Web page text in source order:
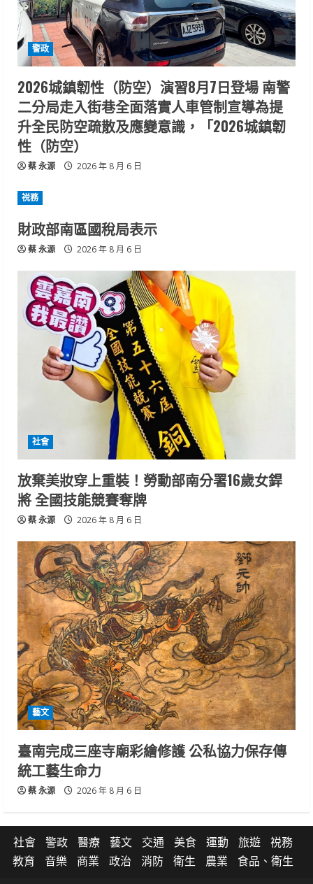
警政
2026城鎮韌性（防空）演習8月7日登場 南警
二分局走入街巷全面落實人車管制宣導為提
升全民防空疏散及應變意識，「2026城鎮韌
性（防空）
蔡 永源 2026 年 8 月 6 日
祱務
財政部南區國稅局表示
蔡 永源 2026 年 8 月 6 日
社會
放棄美妝穿上重裝！勞動部南分署16歲女銲
將 全國技能競賽奪牌
蔡 永源 2026 年 8 月 6 日
藝文
臺南完成三座寺廟彩繪修護 公私協力保存傳
統工藝生命力
蔡 永源 2026 年 8 月 6 日
社會 警政 醫療 藝文 交通 美食 運動 旅遊
祱務
教育
音樂 商業 政治 消防 衛生 農業 食品、衛生